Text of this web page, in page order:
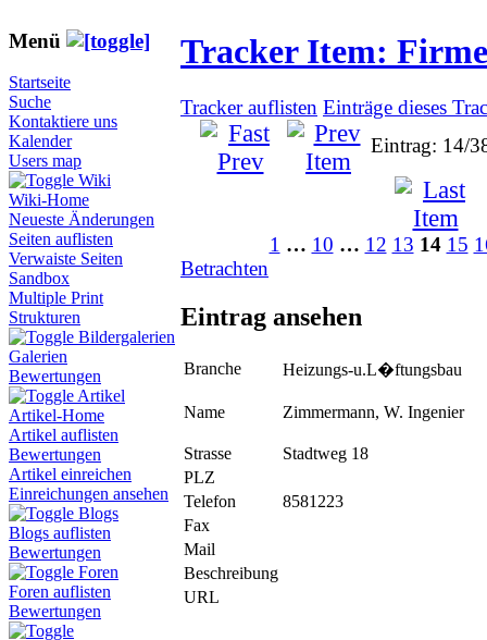
Menü
Startseite
Suche
Kontaktiere uns
Kalender
Users map
Wiki
Wiki-Home
Neueste Änderungen
Seiten auflisten
Verwaiste Seiten
Sandbox
Multiple Print
Strukturen
Bildergalerien
Galerien
Bewertungen
Artikel
Artikel-Home
Artikel auflisten
Bewertungen
Artikel einreichen
Einreichungen ansehen
Blogs
Blogs auflisten
Bewertungen
Foren
Foren auflisten
Bewertungen
Tracker Item:
Tracker auflisten Einträge dieses
Eintrag: 14/
1 … 10 … 12 13 14 15
Betrachten
Eintrag ansehen
Branche Heizungs-u.L�ftungsbau
Name Zimmermann, W. Ingenier
Strasse
Stadtweg 18
PLZ
Telefon
8581223
Fax
Mail
Beschreibung
URL